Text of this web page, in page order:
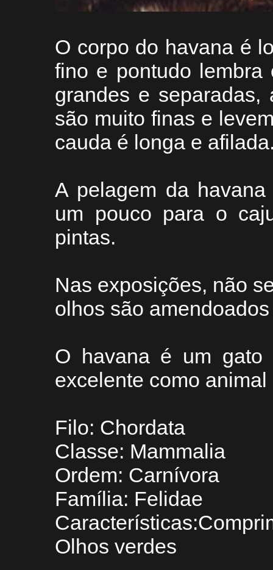
O corpo do havana é
fino e pontudo
grandes e separadas,
são muito finas e
cauda é longa e
A pelagem da
um pouco para o
pintas.
Nas exposições, não
olhos são
O havana é um gato
excelente como
Filo: Chordata
Classe: Mammalia
Ordem: Carnívora
Família: Felidae
Olhos verdes